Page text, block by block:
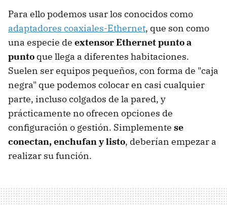
Para ello podemos usar los conocidos como
adaptadores coaxiales-Ethernet, que son como
una especie de extensor Ethernet punto a
punto que llega a diferentes habitaciones.
Suelen ser equipos pequeños, con forma de "caja
negra" que podemos colocar en casi cualquier
parte, incluso colgados de la pared, y
prácticamente no ofrecen opciones de
configuración o gestión. Simplemente se
conectan, enchufan y listo, deberían empezar a
realizar su función.